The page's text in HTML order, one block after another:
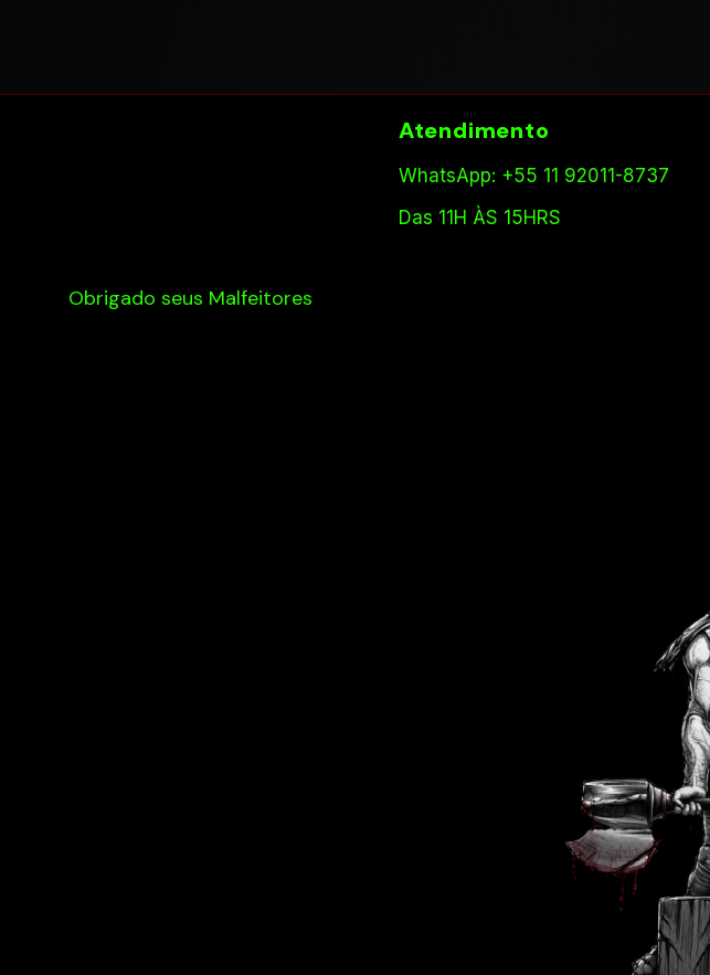
Obrigado seus Malfeitores
Atendimento
WhatsApp: +55 11 92011-8737
Das 11H ÀS 15HRS